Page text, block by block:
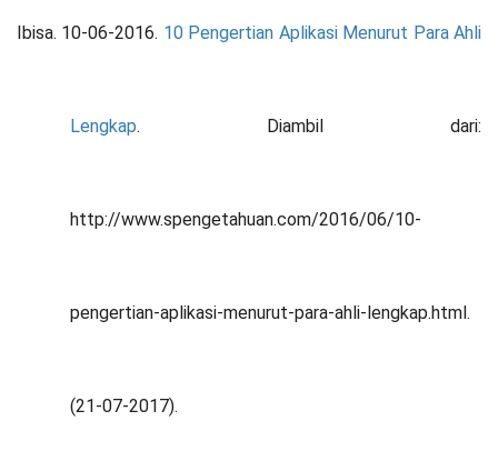
Ibisa. 10-06-2016. 10 Pengertian Aplikasi Menurut Para Ahli
Lengkap. Diambil dari:
http://www.spengetahuan.com/2016/06/10-
pengertian-aplikasi-menurut-para-ahli-lengkap.html.
(21-07-2017).